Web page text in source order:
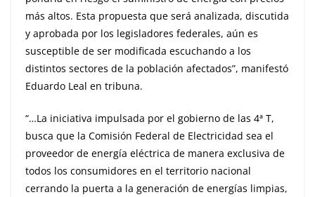
más altos. Esta propuesta que será analizada, discutida
y aprobada por los legisladores federales, aún es
susceptible de ser modificada escuchando a los
distintos sectores de la población afectados”, manifestó
Eduardo Leal en tribuna.
“…La iniciativa impulsada por el gobierno de las 4ª T,
busca que la Comisión Federal de Electricidad sea el
proveedor de energía eléctrica de manera exclusiva de
todos los consumidores en el territorio nacional
cerrando la puerta a la generación de energías limpias,